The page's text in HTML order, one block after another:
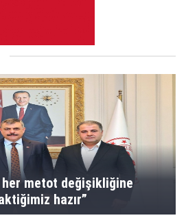
metot değişikliğine
hazır”